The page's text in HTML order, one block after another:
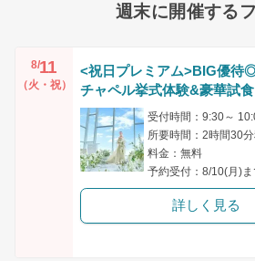
週末に開催する
8/11
（火・祝）
<祝日プレミアム>BIG優待
チャペル挙式体験&豪華試食
所要時間：2時間30
料金：無料
予約受付：8/10(月)
詳しく見る